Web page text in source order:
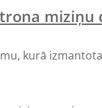
miziņu
kurā